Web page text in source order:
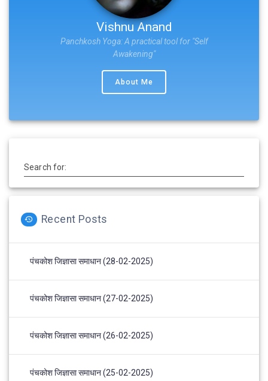
Vishnu Anand
Panchkosh Yoga: A practical tool for "Self
Awakening"
About Me
Search for:
Recent Posts
पंचकोश जिज्ञासा समाधान (28-02-2025)
पंचकोश जिज्ञासा समाधान (27-02-2025)
पंचकोश जिज्ञासा समाधान (26-02-2025)
पंचकोश जिज्ञासा समाधान (25-02-2025)